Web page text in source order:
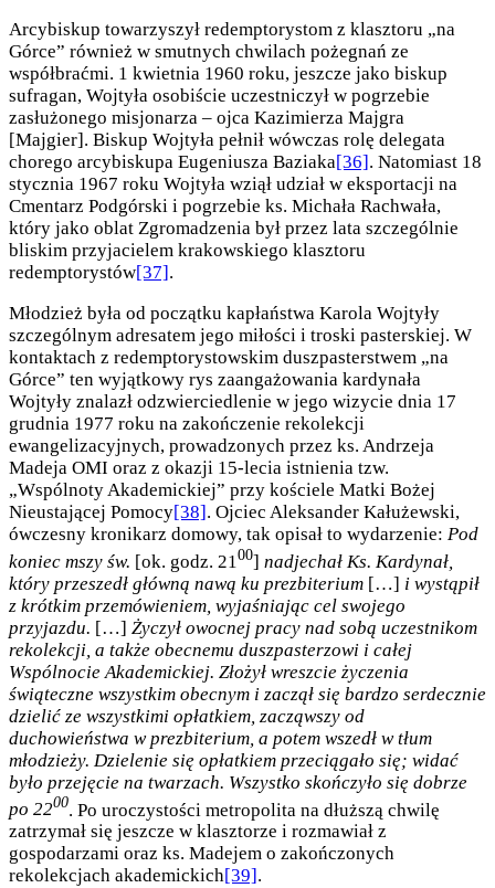
Arcybiskup towarzyszył redemptorystom z klasztoru „na
Górce” również w smutnych chwilach pożegnań ze
współbraćmi. 1 kwietnia 1960 roku, jeszcze jako biskup
sufragan, Wojtyła osobiście uczestniczył w pogrzebie
zasłużonego misjonarza – ojca Kazimierza Majgra
[Majgier]. Biskup Wojtyła pełnił wówczas rolę delegata
chorego arcybiskupa Eugeniusza Baziaka[36]. Natomiast 18
stycznia 1967 roku Wojtyła wziął udział w eksportacji na
Cmentarz Podgórski i pogrzebie ks. Michała Rachwała,
który jako oblat Zgromadzenia był przez lata szczególnie
bliskim przyjacielem krakowskiego klasztoru
redemptorystów[37].
Młodzież była od początku kapłaństwa Karola Wojtyły
szczególnym adresatem jego miłości i troski pasterskiej. W
kontaktach z redemptorystowskim duszpasterstwem „na
Górce” ten wyjątkowy rys zaangażowania kardynała
Wojtyły znalazł odzwierciedlenie w jego wizycie dnia 17
grudnia 1977 roku na zakończenie rekolekcji
ewangelizacyjnych, prowadzonych przez ks. Andrzeja
Madeja OMI oraz z okazji 15-lecia istnienia tzw.
„Wspólnoty Akademickiej” przy kościele Matki Bożej
Nieustającej Pomocy[38]. Ojciec Aleksander Kałużewski,
ówczesny kronikarz domowy, tak opisał to wydarzenie: Pod
koniec mszy św. [ok. godz. 2100] nadjechał Ks. Kardynał,
który przeszedł główną nawą ku prezbiterium […] i wystąpił
z krótkim przemówieniem, wyjaśniając cel swojego
przyjazdu. […] Życzył owocnej pracy nad sobą uczestnikom
rekolekcji, a także obecnemu duszpasterzowi i całej
Wspólnocie Akademickiej. Złożył wreszcie życzenia
świąteczne wszystkim obecnym i zaczął się bardzo serdecznie
dzielić ze wszystkimi opłatkiem, zacząwszy od
duchowieństwa w prezbiterium, a potem wszedł w tłum
młodzieży. Dzielenie się opłatkiem przeciągało się; widać
było przejęcie na twarzach. Wszystko skończyło się dobrze
po 2200. Po uroczystości metropolita na dłuższą chwilę
zatrzymał się jeszcze w klasztorze i rozmawiał z
gospodarzami oraz ks. Madejem o zakończonych
rekolekcjach akademickich[39] .